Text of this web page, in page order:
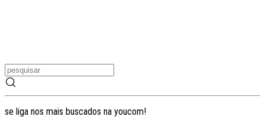
se liga nos mais buscados na youcom!